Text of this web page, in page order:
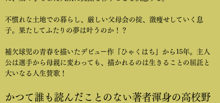
不慣れな土地での暮らし、厳しい父母会の掟、激痩せしていく息
子。果たしてふたりの夢は叶うのか！？
補欠球児の青春を描いたデビュー作『ひゃくはち』から15年。主人
公は選手から母親に変わっても、描かれるのは生きることの屈託と
大いなる人生賛歌！
かつて誰も読んだことのない著者渾身の高校野